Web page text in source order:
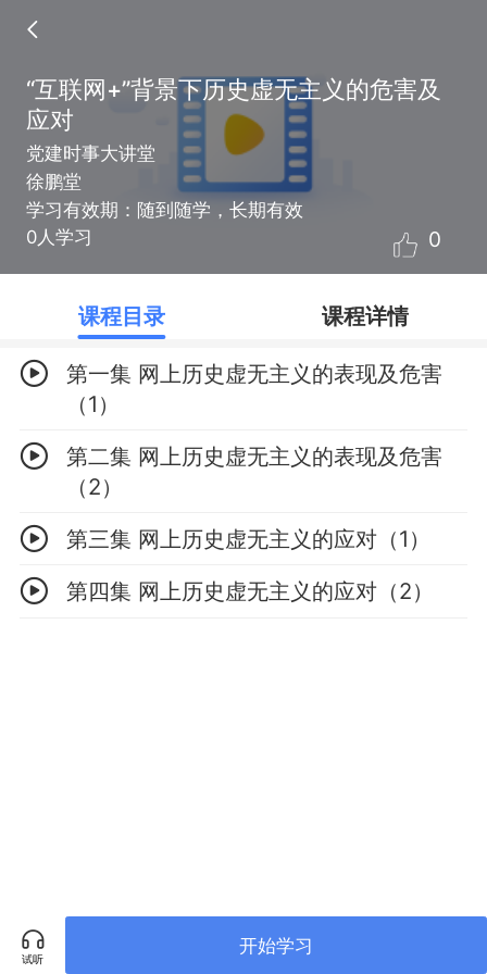
“互联网+”背景下历史虚无主义的危害及
应对
党建时事大讲堂
徐鹏堂
学习有效期：随到随学，长期有效
0人学习
0
课程目录 课程详情
第一集 网上历史虚无主义的表现及危害
（1）
第二集 网上历史虚无主义的表现及危害
（2）
第三集 网上历史虚无主义的应对（1）
第四集 网上历史虚无主义的应对（2）
试听
开始学习